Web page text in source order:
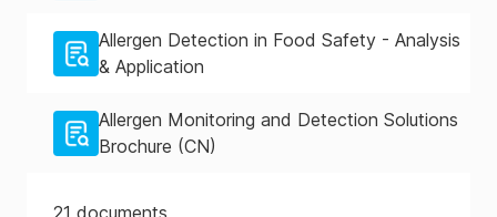
Allergen Detection in Food Safety - Analysis
& Application
Allergen Monitoring and Detection Solutions
Brochure (CN)
21 documents